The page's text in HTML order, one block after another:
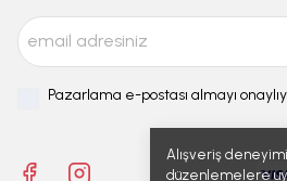
Alışveriş
düzenlemelere
Pazarlama e-postası almayı